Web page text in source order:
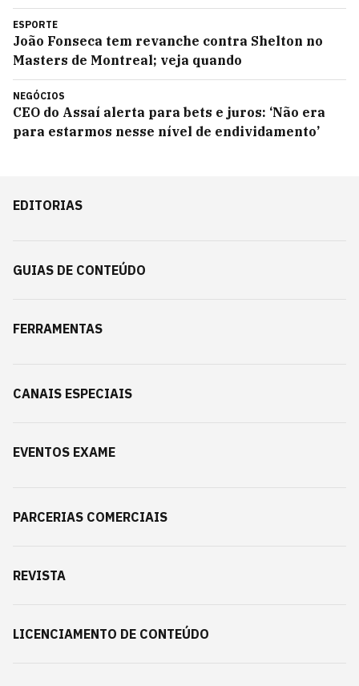
ESPORTE
João Fonseca tem revanche contra Shelton no
Masters de Montreal; veja quando
NEGÓCIOS
CEO do Assaí alerta para bets e juros: ‘Não era
para estarmos nesse nível de endividamento’
EDITORIAS
GUIAS DE CONTEÚDO
FERRAMENTAS
CANAIS ESPECIAIS
EVENTOS EXAME
PARCERIAS COMERCIAIS
REVISTA
LICENCIAMENTO DE CONTEÚDO